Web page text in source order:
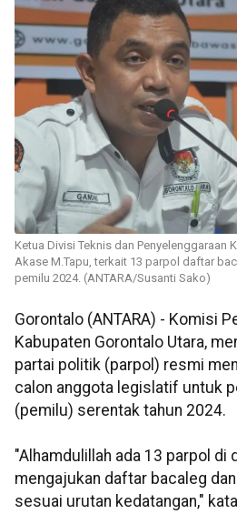
Ketua Divisi Teknis dan Penyelenggaraan
Akase M.Tapu, terkait 13 parpol daftar
pemilu 2024. (ANTARA/Susanti Sako)
Gorontalo (ANTARA) - Komisi
Kabupaten Gorontalo Utara,
partai politik (parpol) resmi
calon anggota legislatif untuk
(pemilu) serentak tahun 2024.
"Alhamdulillah ada 13 parpol di
mengajukan daftar bacaleg
sesuai urutan kedatangan,"